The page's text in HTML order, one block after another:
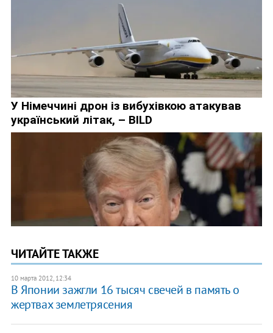
ЧИТАЙТЕ ТАКЖЕ
10 марта 2012, 12:34
​В Японии зажгли 16 тысяч свечей в память о
жертвах землетрясения